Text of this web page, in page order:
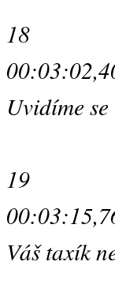
18
Uvidíme
19
Váš taxík